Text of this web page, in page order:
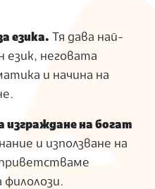
езика. Тя дава най-
език, неговата
и начина на
изграждане на богат
и използване на
филолози.